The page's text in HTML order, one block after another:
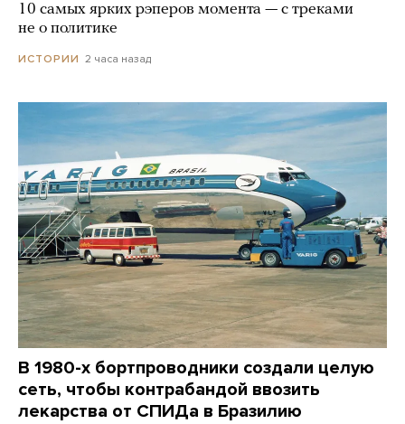
10 самых ярких рэперов момента — с треками
не о политике
ИСТОРИИ 2 часа назад
В 1980-х бортпроводники создали целую
сеть, чтобы контрабандой ввозить
лекарства от СПИДа в Бразилию